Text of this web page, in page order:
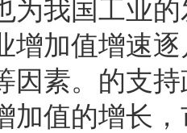
为我国工业
增加值增速
因素。的支
加值的增长